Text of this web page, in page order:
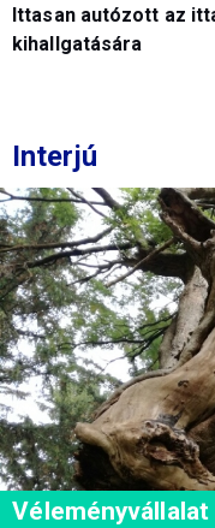
Ittasan autózott az
kihallgatására
Interjú